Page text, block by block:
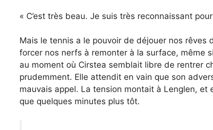
« C’est très beau. Je suis très reconnaissant
Mais le tennis a le pouvoir de déjouer nos rêves
forcer nos nerfs à remonter à la surface, même
au moment où Cirstea semblait libre de rentrer
prudemment. Elle attendit en vain que son
mauvais appel. La tension montait à Lenglen,
que quelques minutes plus tôt.